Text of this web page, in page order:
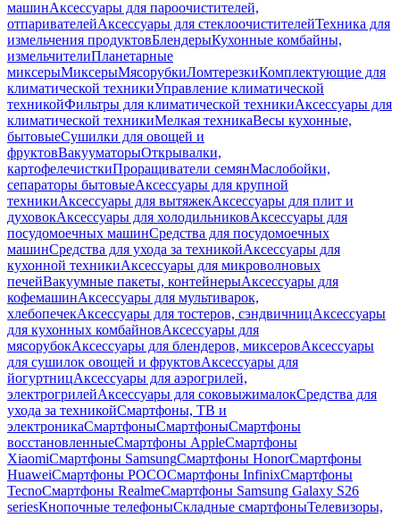
машинАксессуары для пароочистителей,
отпаривателейАксессуары для стеклоочистителейТехника для
измельчения продуктовБлендерыКухонные комбайны,
измельчителиПланетарные
миксерыМиксерыМясорубкиЛомтерезкиКомплектующие для
климатической техникиУправление климатической
техникойФильтры для климатической техникиАксессуары для
климатической техникиМелкая техникаВесы кухонные,
бытовыеСушилки для овощей и
фруктовВакууматорыОткрывалки,
картофелечисткиПроращиватели семянМаслобойки,
сепараторы бытовыеАксессуары для крупной
техникиАксессуары для вытяжекАксессуары для плит и
духовокАксессуары для холодильниковАксессуары для
посудомоечных машинСредства для посудомоечных
машинСредства для ухода за техникойАксессуары для
кухонной техникиАксессуары для микроволновых
печейВакуумные пакеты, контейнерыАксессуары для
кофемашинАксессуары для мультиварок,
хлебопечекАксессуары для тостеров, сэндвичницАксессуары
для кухонных комбайновАксессуары для
мясорубокАксессуары для блендеров, миксеровАксессуары
для сушилок овощей и фруктовАксессуары для
йогуртницАксессуары для аэрогрилей,
электрогрилейАксессуары для соковыжималокСредства для
ухода за техникойСмартфоны, ТВ и
электроникаСмартфоныСмартфоныСмартфоны
восстановленныеСмартфоны AppleСмартфоны
XiaomiСмартфоны SamsungСмартфоны HonorСмартфоны
HuaweiСмартфоны POCOСмартфоны InfinixСмартфоны
TecnoСмартфоны RealmeСмартфоны Samsung Galaxy S26
seriesКнопочные телефоныСкладные смартфоныТелевизоры,